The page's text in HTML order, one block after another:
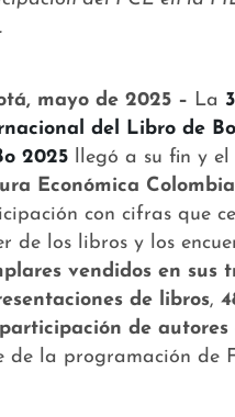
.
mayo de 2025 – La
del Libro de
2025 llegó a su fin y el
Económica Colombia
con cifras que
de los libros y los
vendidos en sus
de libros,
de
de la programación de